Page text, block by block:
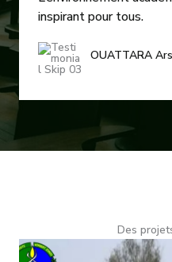
inspirant pour tous.
OUATTARA
Des